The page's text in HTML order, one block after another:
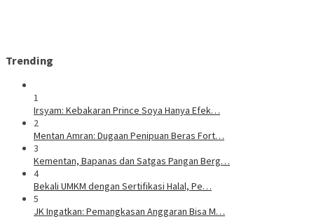
Trending
1
Irsyam: Kebakaran Prince Soya Hanya Efek…
2
Mentan Amran: Dugaan Penipuan Beras Fort…
3
Kementan, Bapanas dan Satgas Pangan Berg…
4
Bekali UMKM dengan Sertifikasi Halal, Pe…
5
JK Ingatkan: Pemangkasan Anggaran Bisa M…